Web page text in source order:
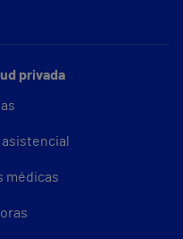
privada
médicas